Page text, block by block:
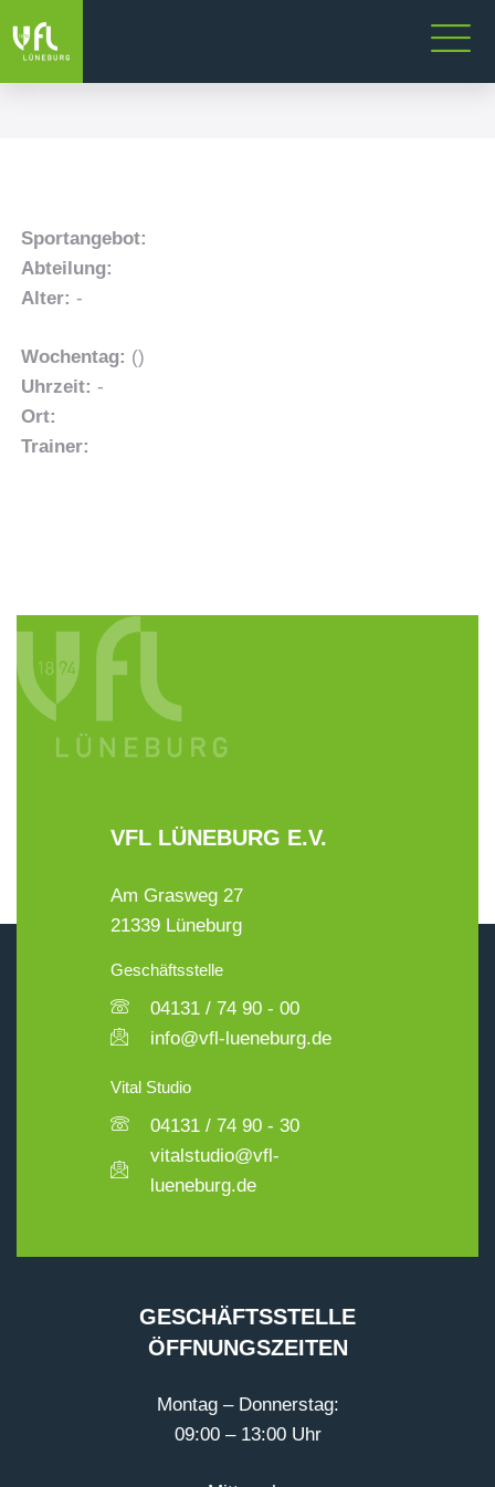
Sportangebot:
Abteilung:
Alter: -
Wochentag: ()
Uhrzeit: -
Ort:
Trainer:
VFL LÜNEBURG E.V.
Am Grasweg 27
21339 Lüneburg
Geschäftsstelle
04131 / 74 90 - 00
info@vfl-lueneburg.de
Vital Studio
04131 / 74 90 - 30
vitalstudio@vfl-
lueneburg.de
GESCHÄFTSSTELLE
ÖFFNUNGSZEITEN
Montag – Donnerstag:
09:00 – 13:00 Uhr